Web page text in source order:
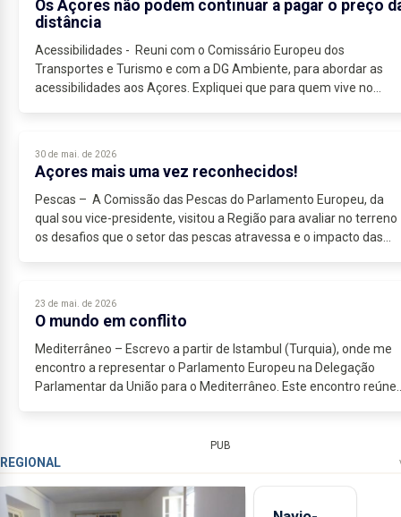
Os Açores não podem continuar a pagar o preço
distância
Acessibilidades - Reuni com o Comissário Europeu dos
Transportes e Turismo e com a DG Ambiente, para abordar as
acessibilidades aos Açores. Expliquei que para quem vive no
30 de mai. de 2026
Açores mais uma vez reconhecidos!
Pescas – A Comissão das Pescas do Parlamento Europeu, da
qual sou vice-presidente, visitou a Região para avaliar no terreno
os desafios que o setor das pescas atravessa e o impacto das
23 de mai. de 2026
O mundo em conflito
Mediterrâneo – Escrevo a partir de Istambul (Turquia), onde me
encontro a representar o Parlamento Europeu na Delegação
Parlamentar da União para o Mediterrâneo. Este encontro reúne
PUB
REGIONAL